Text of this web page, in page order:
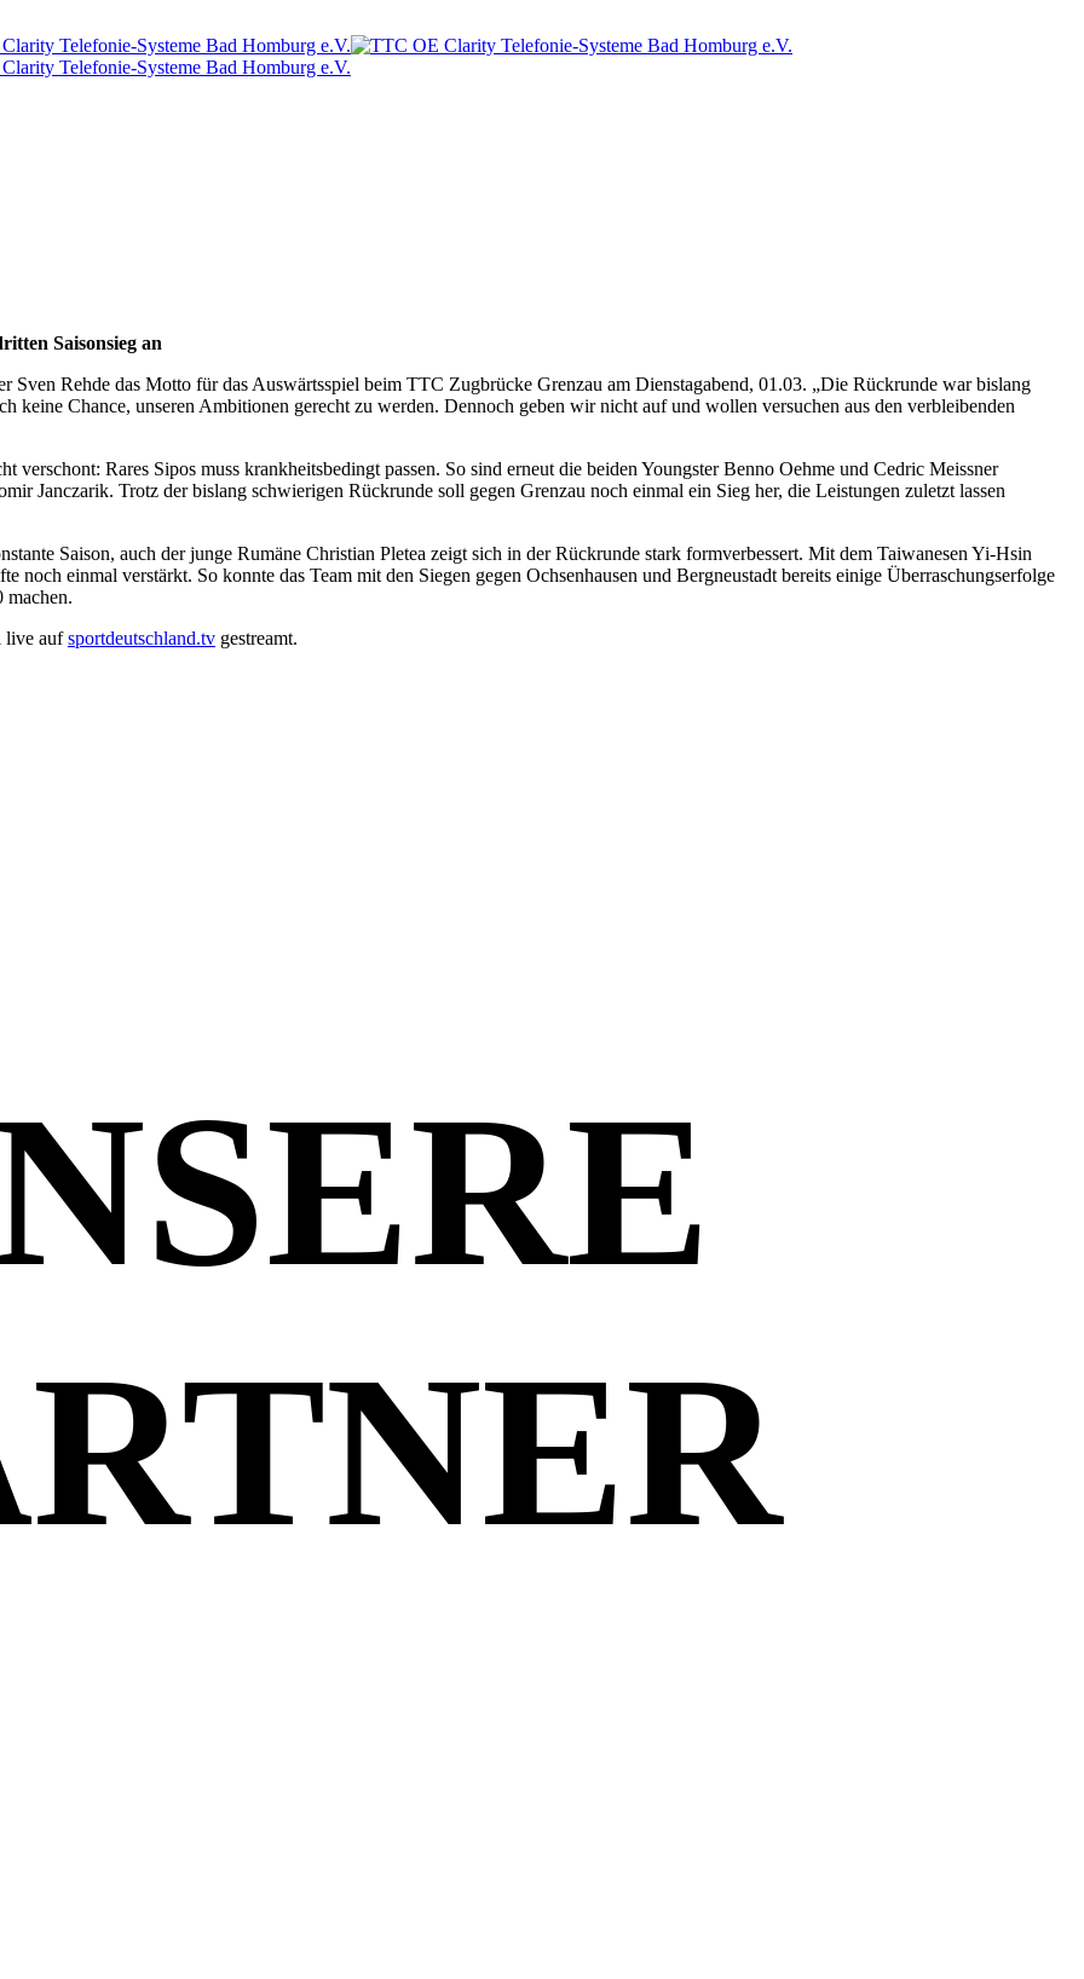
Saisonsieg an
Sven Rehde das Motto für das Auswärtsspiel beim TTC Zugbrücke Grenzau am Dienstagabend, 01.03. „Die Rückrunde war bislang
keine Chance, unseren Ambitionen gerecht zu werden. Dennoch geben wir nicht auf und wollen versuchen aus den verbleibenden
Rares Sipos muss krankheitsbedingt passen. So sind erneut die beiden Youngster Benno Oehme und Cedric Meissner
Janczarik. Trotz der bislang schwierigen Rückrunde soll gegen Grenzau noch einmal ein Sieg her, die Leistungen zuletzt lassen
Saison, auch der junge Rumäne Christian Pletea zeigt sich in der Rückrunde stark formverbessert. Mit dem Taiwanesen Yi-Hsin
noch einmal verstärkt. So konnte das Team mit den Siegen gegen Ochsenhausen und Bergneustadt bereits einige Überraschungserfolge
machen.
live aufsportdeutschland.tv gestreamt.